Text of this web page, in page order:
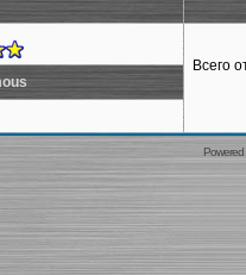
Всего